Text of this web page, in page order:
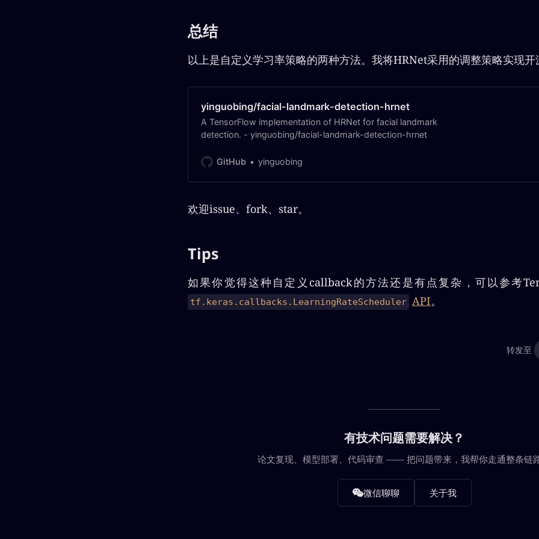
总结
以上是自定义学习率策略的两种方法。我将HRNet采用的调整策略实现开
yinguobing/facial-landmark-detection-hrnet
A TensorFlow implementation of HRNet for facial landmark
detection. - yinguobing/facial-landmark-detection-hrnet
GitHub yinguobing
欢迎issue、fork、star。
Tips
如果你觉得这种自定义callback的方法还是有点复杂，可以参考
tf.keras.callbacks.LearningRateScheduler API。
转发至
有技术问题需要解决？
论文复现、模型部署、代码审查 —— 把问题带来，我帮你走通整条链
微信聊聊 关于我